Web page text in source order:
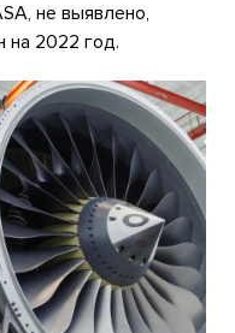
не выявлено,
на 2022 год.